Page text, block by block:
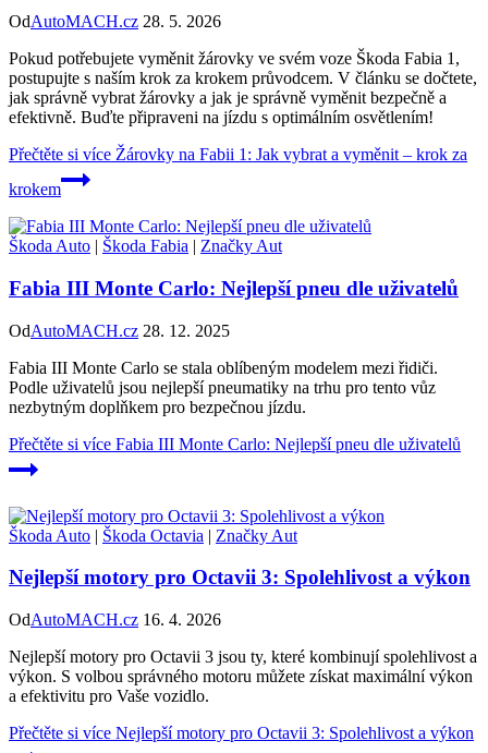
OdAutoMACH.cz 28. 5. 2026
Pokud potřebujete vyměnit žárovky ve svém voze Škoda Fabia 1,
postupujte s naším krok za krokem průvodcem. V článku se dočtete,
jak správně vybrat žárovky a jak je správně vyměnit bezpečně a
efektivně. Buďte připraveni na jízdu s optimálním osvětlením!
Přečtěte si více Žárovky na Fabii 1: Jak vybrat a vyměnit – krok za
krokem
Škoda Auto | Škoda Fabia | Značky Aut
Fabia III Monte Carlo: Nejlepší pneu dle uživatelů
OdAutoMACH.cz 28. 12. 2025
Fabia III Monte Carlo se stala oblíbeným modelem mezi řidiči.
Podle uživatelů jsou nejlepší pneumatiky na trhu pro tento vůz
nezbytným doplňkem pro bezpečnou jízdu.
Přečtěte si více Fabia III Monte Carlo: Nejlepší pneu dle uživatelů
Škoda Auto | Škoda Octavia | Značky Aut
Nejlepší motory pro Octavii 3: Spolehlivost a výkon
OdAutoMACH.cz 16. 4. 2026
Nejlepší motory pro Octavii 3 jsou ty, které kombinují spolehlivost a
výkon. S volbou správného motoru můžete získat maximální výkon
a efektivitu pro Vaše vozidlo.
Přečtěte si více Nejlepší motory pro Octavii 3: Spolehlivost a výkon